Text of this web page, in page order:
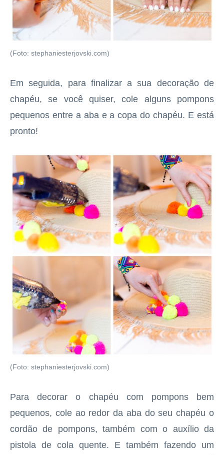
(Foto: stephaniesterjovski.com)
Em seguida, para finalizar a sua decoração de
chapéu, se você quiser, cole alguns pompons
pequenos entre a aba e a copa do chapéu. E está
pronto!
(Foto: stephaniesterjovski.com)
Para decorar o chapéu com pompons bem
pequenos, cole ao redor da aba do seu chapéu o
cordão de pompons, também com o auxílio da
pistola de cola quente. E também fazendo um